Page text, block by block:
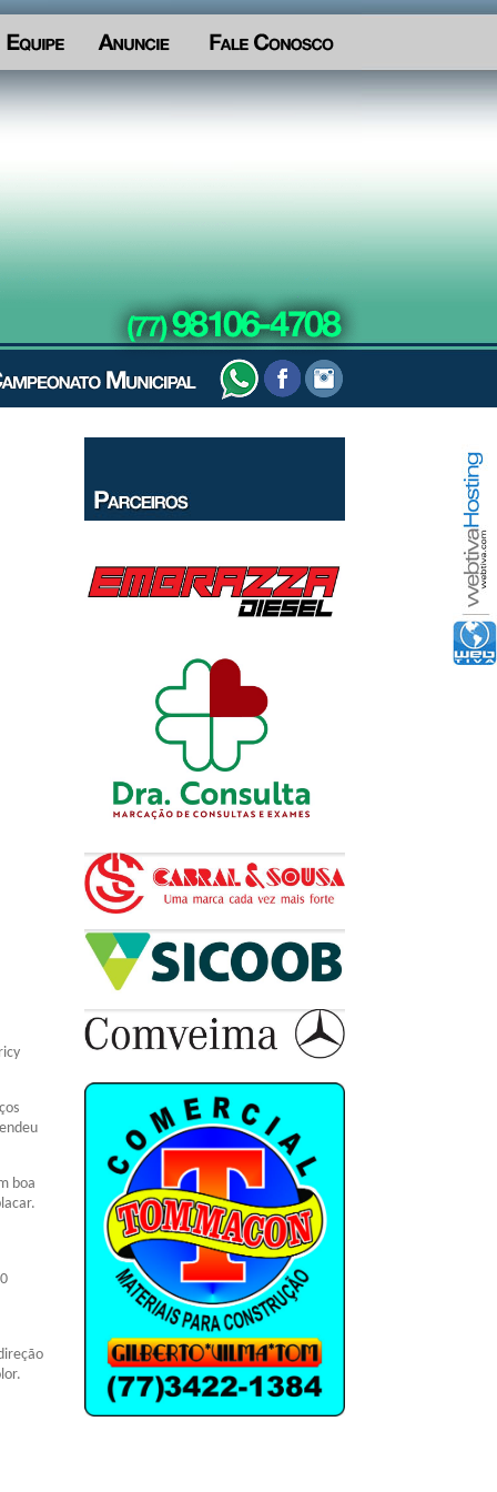
boa